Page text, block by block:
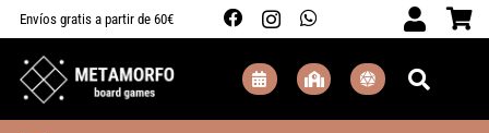
Envíos gratis a partir de 60€